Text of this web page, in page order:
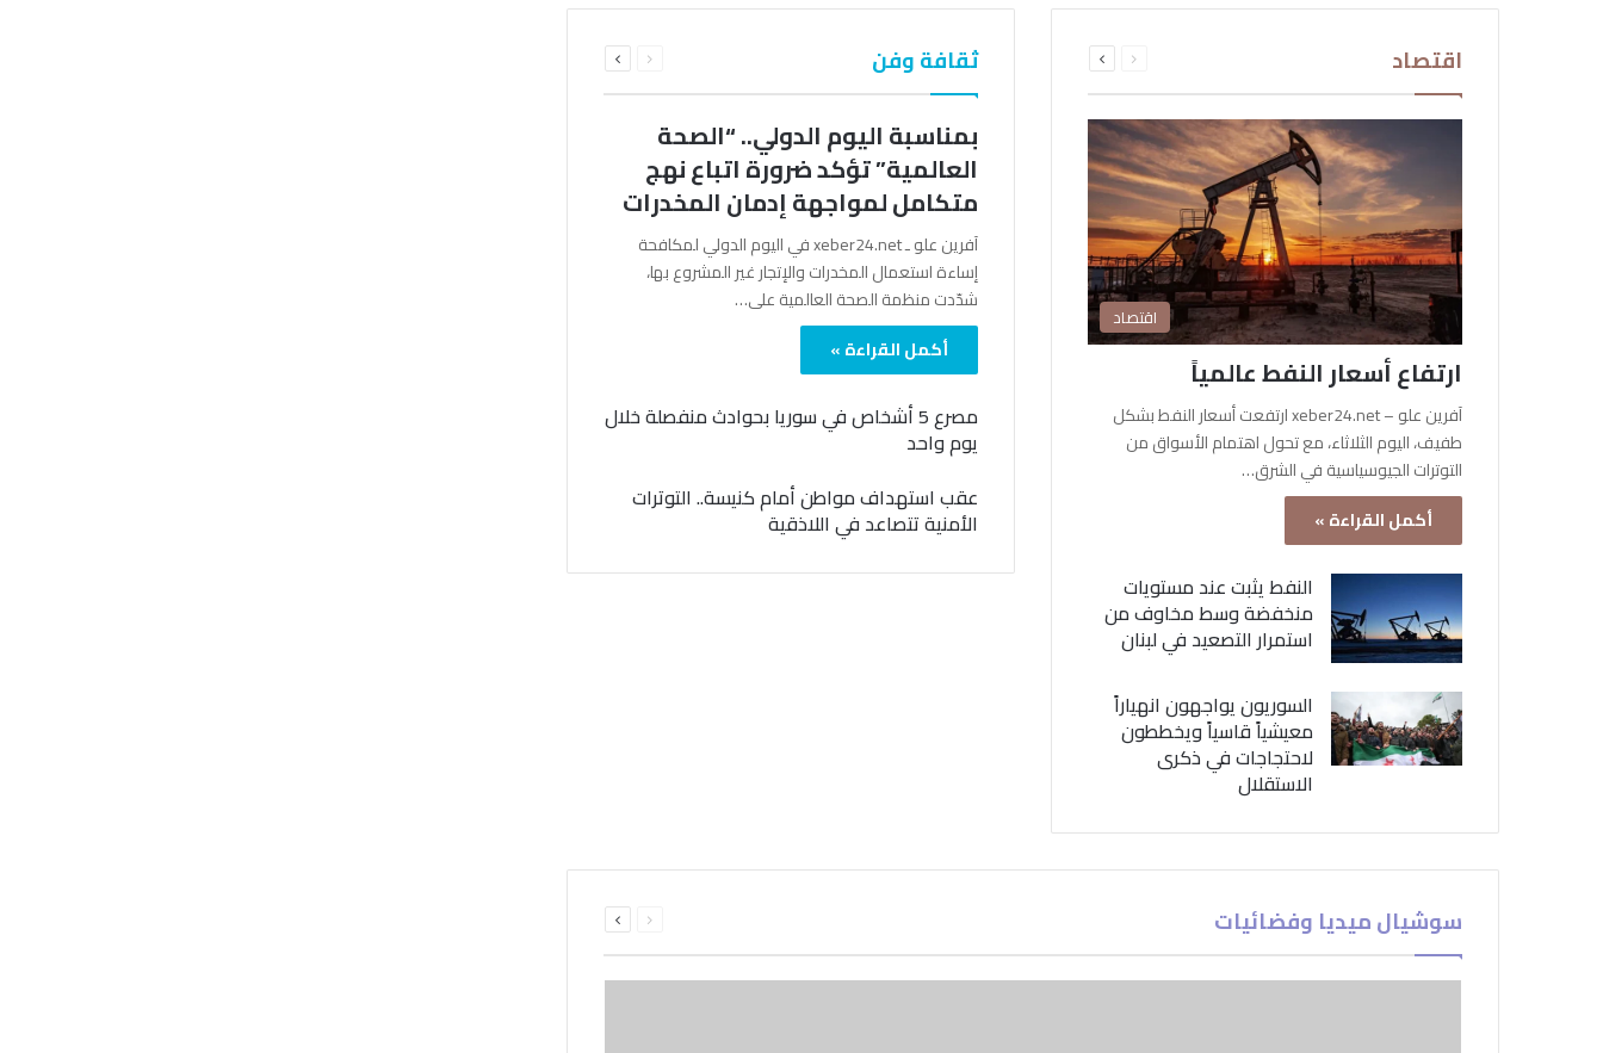
اقتصاد الصفحةالصفحة
اقتصاد
ارتفاع أسعار النفط عالمياً
آفرين علو – xeber24.net ارتفعت أسعار النفط بشكل
طفيف، اليوم الثلاثاء، مع تحول اهتمام الأسواق من
التوترات الجيوسياسية في الشرق…
أكمل القراءة »
النفط يثبت عند مستويات
منخفضة وسط مخاوف من
استمرار التصعيد في لبنان
السوريون يواجهون انهياراً
معيشياً قاسياً ويخططون
لاحتجاجات في ذكرى
الاستقلال
ثقافة وفن الصفحةالصفحة
بمناسبة اليوم الدولي.. “الصحة
العالمية” تؤكد ضرورة اتباع نهج
متكامل لمواجهة إدمان المخدرات
آفرين علو ـ xeber24.net في اليوم الدولي لمكافحة
إساءة استعمال المخدرات والإتجار غير المشروع بها،
شدّدت منظمة الصحة العالمية على…
أكمل القراءة »
مصرع 5 أشخاص في سوريا بحوادث منفصلة خلال
يوم واحد
عقب استهداف مواطن أمام كنيسة.. التوترات
الأمنية تتصاعد في اللاذقية
سوشيال ميديا وفضائيات الصفحةالصفحة